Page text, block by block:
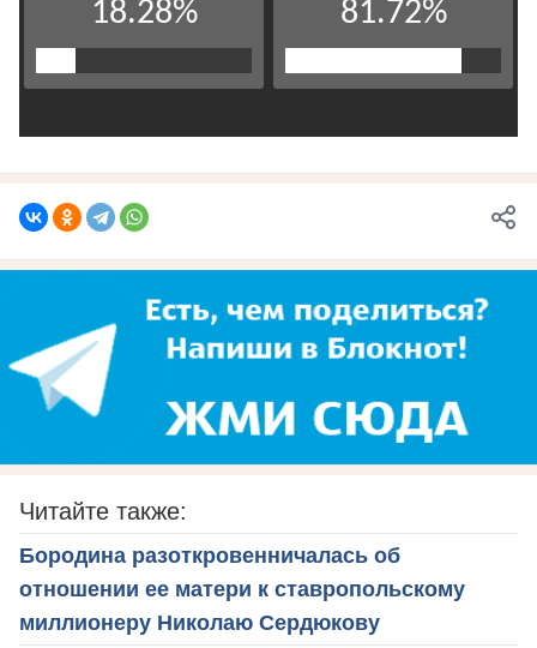
Читайте также:
Бородина разоткровенничалась об
отношении ее матери к ставропольскому
миллионеру Николаю Сердюкову